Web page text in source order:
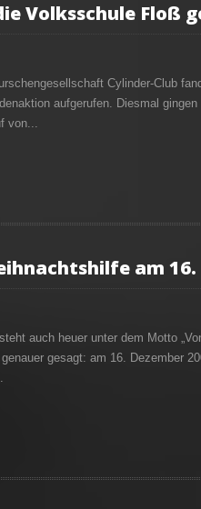
Volksschule Floß
Cylinder-Club
aufgerufen. Diesmal
von...
am
auch heuer unter dem Motto
gesagt: am 16. Dezember